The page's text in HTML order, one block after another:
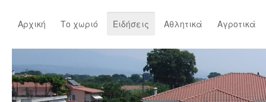
Αρχική Το χωριό Ειδήσεις Αθλητικά Αγροτικά